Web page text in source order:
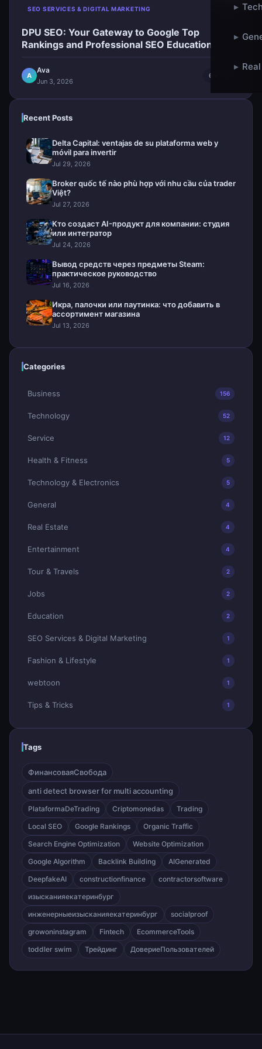
▸
▸
▸
SEO SERVICES & DIGITAL MARKETING
DPU SEO: Your Gateway to Google Top
Rankings and Professional SEO Education
A
Ava
Jun 3, 2026
6m read
Recent Posts
Delta Capital: ventajas de su plataforma web y
móvil para invertir
Jul 29, 2026
Broker quốc tế nào phù hợp với nhu cầu của trader
Việt?
Jul 27, 2026
Кто создаст AI-продукт для компании: студия
или интегратор
Jul 24, 2026
Вывод средств через предметы Steam:
практическое руководство
Jul 16, 2026
Икра, палочки или паутинка: что добавить в
ассортимент магазина
Jul 13, 2026
Categories
Business 156
Technology 52
Service 12
Health & Fitness 5
Technology & Electronics 5
General 4
Real Estate 4
Entertainment 4
Tour & Travels 2
Jobs 2
Education 2
SEO Services & Digital Marketing 1
Fashion & Lifestyle 1
webtoon 1
Tips & Tricks 1
Tags
ФинансоваяСвобода
anti detect browser for multi accounting
PlataformaDeTrading Criptomonedas
Trading
Local SEO
Google Rankings
Organic Traffic
Search Engine Optimization
Website Optimization
Google Algorithm
Backlink Building
AIGenerated
DeepfakeAI
constructionfinance
contractorsoftware
изысканияекатеринбург
инженерныеизысканияекатеринбург
socialproof
growoninstagram
Fintech
EcommerceTools
toddler swim
Трейдинг ДовериеПользователей